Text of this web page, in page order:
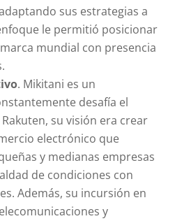
sus estrategias a
le permitió posicionar
mundial con presencia
. Mikitani es un
desafía el
su visión era crear
electrónico que
y medianas empresas
de condiciones con
Además, su incursión en
y